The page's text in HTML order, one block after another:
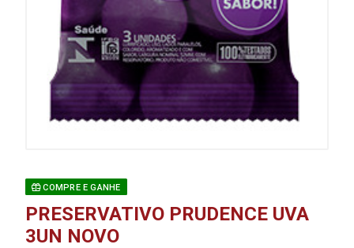
COMPRE E GANHE
PRESERVATIVO PRUDENCE UVA
3UN NOVO